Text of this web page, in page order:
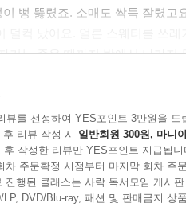
뻥 뚫렸죠. 소매도 싹둑 잘렸고
기는 죽을 때까지 방에서 나가지
없이 방에 있어야 해요. 놀이 친
끌어안으며 말했지요.
가자.”
러울 수 있을까요?
귀엽고 깜찍한 이사 이야기
뷰를 선정하여 YES포인트 3만원을 드
리뷰 작성 시 일반회원 300원, 마니
후 작성한 리뷰만 YES포인트 지급됩니
차 주문확정 시점부터 마지막 회차 주
진행된 클래스는 사락 독서모임 게시
LP, DVD/Blu-ray, 패션 및 판매금지 상